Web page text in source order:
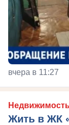
вчера в 11:27
Жить в ЖК